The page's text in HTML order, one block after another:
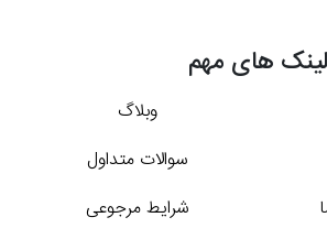
لینک های مهم
وبلاگ
سوالات متداول
شرایط مرجوعی